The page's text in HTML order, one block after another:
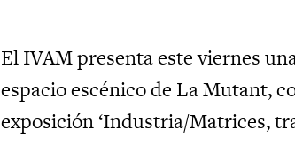
El IVAM presenta este viernes
espacio escénico de La Mutant,
exposición ‘Industria/Matrices,